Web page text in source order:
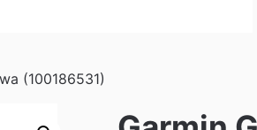
(100186531)